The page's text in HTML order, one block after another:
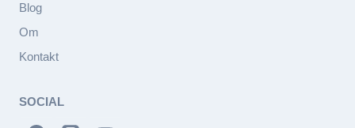
Blog
Om
Kontakt
SOCIAL